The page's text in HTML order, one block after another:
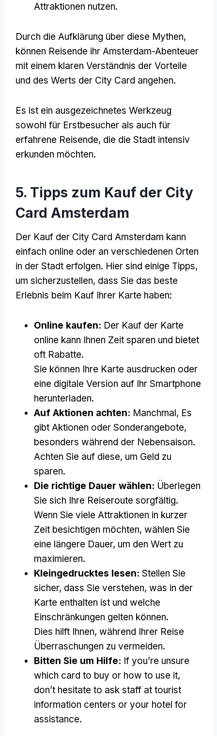
Attraktionen nutzen.
Durch die Aufklärung über diese Mythen,
können Reisende ihr Amsterdam-Abenteuer
mit einem klaren Verständnis der Vorteile
und des Werts der City Card angehen.
Es ist ein ausgezeichnetes Werkzeug
sowohl für Erstbesucher als auch für
erfahrene Reisende, die die Stadt intensiv
erkunden möchten.
5. Tipps zum Kauf der City
Card Amsterdam
Der Kauf der City Card Amsterdam kann
einfach online oder an verschiedenen Orten
in der Stadt erfolgen. Hier sind einige Tipps,
um sicherzustellen, dass Sie das beste
Erlebnis beim Kauf Ihrer Karte haben:
Online kaufen: Der Kauf der Karte
online kann Ihnen Zeit sparen und bietet
oft Rabatte.
Sie können Ihre Karte ausdrucken oder
eine digitale Version auf Ihr Smartphone
herunterladen.
Auf Aktionen achten: Manchmal, Es
gibt Aktionen oder Sonderangebote,
besonders während der Nebensaison.
Achten Sie auf diese, um Geld zu
sparen.
Die richtige Dauer wählen: Überlegen
Sie sich Ihre Reiseroute sorgfältig.
Wenn Sie viele Attraktionen in kurzer
Zeit besichtigen möchten, wählen Sie
eine längere Dauer, um den Wert zu
maximieren.
Kleingedrucktes lesen: Stellen Sie
sicher, dass Sie verstehen, was in der
Karte enthalten ist und welche
Einschränkungen gelten können.
Dies hilft Ihnen, während Ihrer Reise
Überraschungen zu vermeiden.
Bitten Sie um Hilfe: If you’re unsure
which card to buy or how to use it,
don’t hesitate to ask staff at tourist
information centers or your hotel for
assistance.